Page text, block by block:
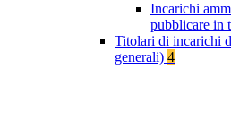
Incarichi
pubblicare in
Titolari di incarichi
generali) 4